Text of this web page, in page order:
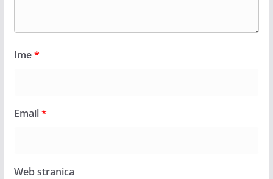
Ime*
Email*
Web stranica